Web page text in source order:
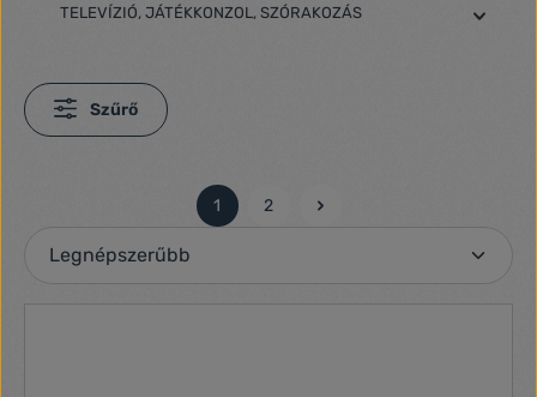
TELEVÍZIÓ, JÁTÉKKONZOL, SZÓRAKOZÁS
Szűrő
Oldal
1
Oldal
2